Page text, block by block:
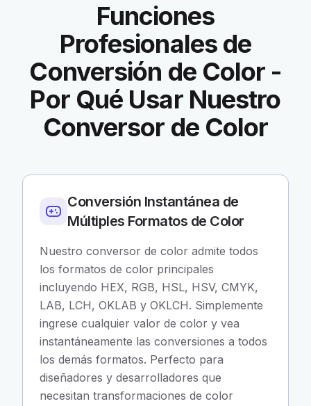
Funciones
Profesionales de
Conversión de Color -
Por Qué Usar Nuestro
Conversor de Color
Conversión Instantánea de
Múltiples Formatos de Color
Nuestro conversor de color admite todos
los formatos de color principales
incluyendo HEX, RGB, HSL, HSV, CMYK,
LAB, LCH, OKLAB y OKLCH. Simplemente
ingrese cualquier valor de color y vea
instantáneamente las conversiones a todos
los demás formatos. Perfecto para
diseñadores y desarrolladores que
necesitan transformaciones de color